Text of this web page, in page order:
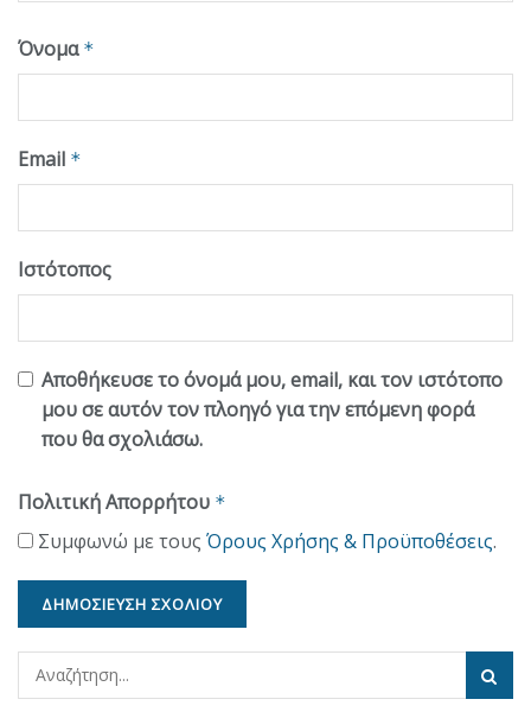
Όνομα *
Email *
Ιστότοπος
Αποθήκευσε το όνομά μου, email, και τον ιστότοπο
μου σε αυτόν τον πλοηγό για την επόμενη φορά
που θα σχολιάσω.
Πολιτική Απορρήτου *
Συμφωνώ με τους Όρους Χρήσης & Προϋποθέσεις.